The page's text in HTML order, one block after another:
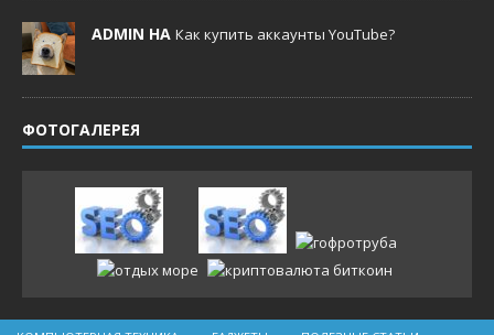
ADMIN НА Как купить аккаунты YouTube?
ФОТОГАЛЕРЕЯ